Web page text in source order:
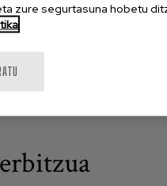
zure segurtasuna hobetu